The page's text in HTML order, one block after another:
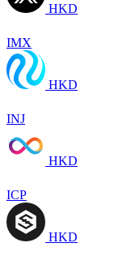
HKD
IMX
HKD
INJ
HKD
ICP
HKD